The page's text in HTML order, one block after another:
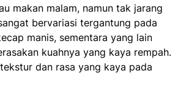
makan malam, namun tak jarang
bervariasi tergantung pada
manis, sementara yang lain
kuahnya yang kaya rempah.
dan rasa yang kaya pada